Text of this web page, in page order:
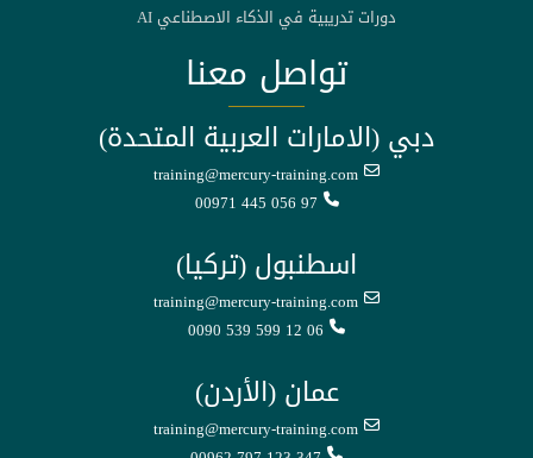
دورات تدريبية في الذكاء الاصطناعي AI
تواصل معنا
دبي (الامارات العربية المتحدة)
training@mercury-training.com
00971 445 056 97
اسطنبول (تركيا)
training@mercury-training.com
0090 539 599 12 06
عمان (الأردن)
training@mercury-training.com